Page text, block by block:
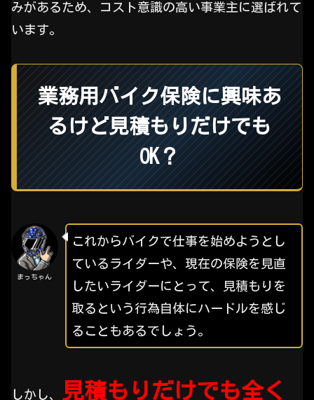
みがあるため、コスト意識の高い事業主に選ばれて
います。
業務用バイク保険に興味あ
るけど見積もりだけでも
OK？
まっちゃん
これからバイクで仕事を始めようとし
ているライダーや、現在の保険を見直
したいライダーにとって、見積もりを
取るという行為自体にハードルを感じ
ることもあるでしょう。
しかし、
見積もりだけでも全く